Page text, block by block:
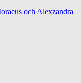
och Alexzandra